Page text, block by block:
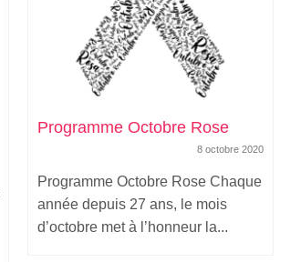
Programme Octobre Rose
8 octobre 2020
Programme Octobre Rose Chaque
année depuis 27 ans, le mois
d’octobre met à l’honneur la...